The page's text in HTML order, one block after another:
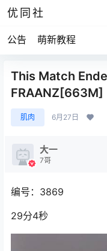
优同社
公告 萌新教程
This Match
FRAANZ[663M]
肌肉 6月27日
大一
7哥
编号：3869
29分4秒